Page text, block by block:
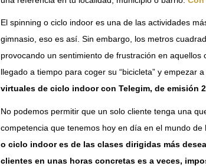
El spinning o ciclo indoor es una de las actividades
gimnasio, eso es así. Sin embargo, los metros
provocando un sentimiento de frustración en
llegado a tiempo para coger su “bicicleta” y empezar
virtuales de ciclo indoor con Telegim, de emisión
No podemos permitir que un solo cliente tenga una
competencia que tenemos hoy en día en el mundo de
o ciclo indoor es de las clases dirigidas más
clientes en unas horas concretas es a veces,